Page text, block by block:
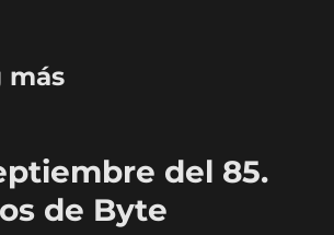
más
del 85.
de Byte